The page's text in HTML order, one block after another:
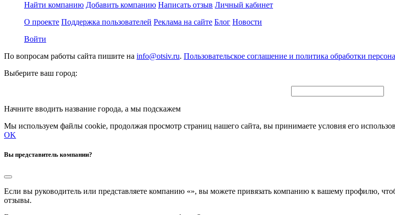
Найти компанию Добавить компанию Написать отзыв Личный кабинет
О проекте Поддержка пользователей Реклама на сайте Блог Новости
Войти
По вопросам работы сайта пишите на info@otsiv.ru. Пользовательское соглашение и политика обработки
Выберите ваш город:
Начните вводить название города, а мы подскажем
Мы используем файлы cookie, продолжая просмотр страниц нашего сайта, вы принимаете условия его
OK
Вы представитель компании?
Если вы руководитель или представляете компанию «», вы можете привязать компанию к вашему профилю,
отзывы.